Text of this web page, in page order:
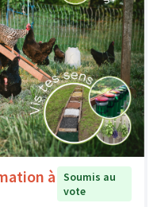
à
Soumis au
vote